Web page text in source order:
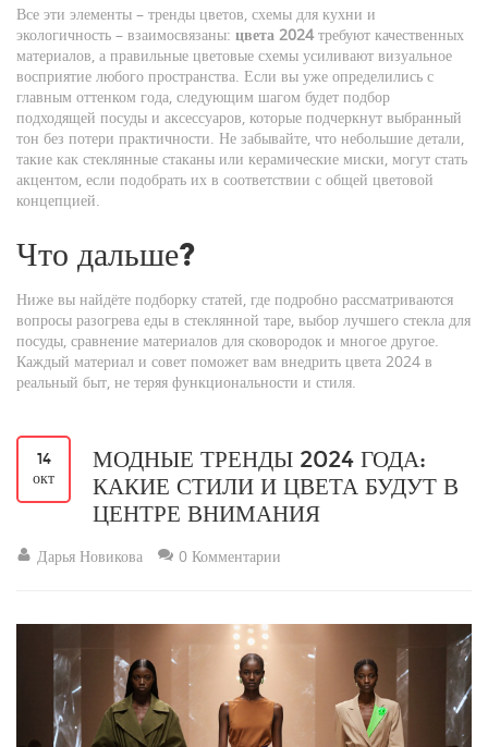
Все эти элементы – тренды цветов, схемы для кухни и
экологичность – взаимосвязаны: цвета 2024требуют качественных
материалов, а правильные цветовые схемы усиливают визуальное
восприятие любого пространства. Если вы уже определились с
главным оттенком года, следующим шагом будет подбор
подходящей посуды и аксессуаров, которые подчеркнут выбранный
тон без потери практичности. Не забывайте, что небольшие детали,
такие как стеклянные стаканы или керамические миски, могут стать
акцентом, если подобрать их в соответствии с общей цветовой
концепцией.
Что дальше?
Ниже вы найдёте подборку статей, где подробно рассматриваются
вопросы разогрева еды в стеклянной таре, выбор лучшего стекла для
посуды, сравнение материалов для сковородок и многое другое.
Каждый материал и совет поможет вам внедрить цвета 2024 в
реальный быт, не теряя функциональности и стиля.
14
окт
МОДНЫЕ ТРЕНДЫ 2024 ГОДА:
КАКИЕ СТИЛИ И ЦВЕТА БУДУТ В
ЦЕНТРЕ ВНИМАНИЯ
Дарья Новикова 0 Комментарии